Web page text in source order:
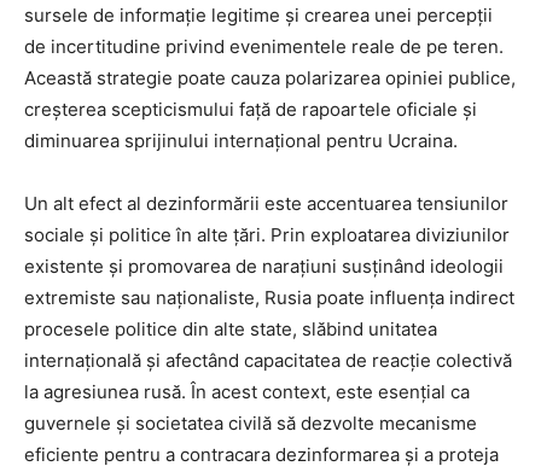
sursele de informație legitime și crearea unei percepții
de incertitudine privind evenimentele reale de pe teren.
Această strategie poate cauza polarizarea opiniei publice,
creșterea scepticismului față de rapoartele oficiale și
diminuarea sprijinului internațional pentru Ucraina.
Un alt efect al dezinformării este accentuarea tensiunilor
sociale și politice în alte țări. Prin exploatarea diviziunilor
existente și promovarea de narațiuni susținând ideologii
extremiste sau naționaliste, Rusia poate influența indirect
procesele politice din alte state, slăbind unitatea
internațională și afectând capacitatea de reacție colectivă
la agresiunea rusă. În acest context, este esențial ca
guvernele și societatea civilă să dezvolte mecanisme
eficiente pentru a contracara dezinformarea și a proteja